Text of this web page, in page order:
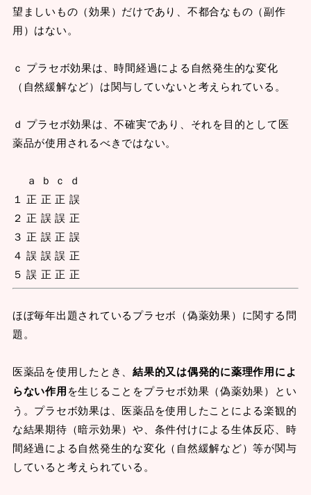
望ましいもの（効果）だけであり、不都合なもの（副作
用）はない。
ｃ プラセボ効果は、時間経過による自然発生的な変化
（自然緩解など）は関与していないと考えられている。
ｄ プラセボ効果は、不確実であり、それを目的として医
薬品が使用されるべきではない。
ａ ｂ ｃ ｄ
１ 正 正 正 誤
２ 正 誤 誤 正
３ 正 誤 正 誤
４ 誤 誤 誤 正
５ 誤 正 正 正
ほぼ毎年出題されているプラセボ（偽薬効果）に関する問
題。
医薬品を使用したとき、結果的又は偶発的に薬理作用によ
らない作用を生じることをプラセボ効果（偽薬効果）とい
う。プラセボ効果は、医薬品を使用したことによる楽観的
な結果期待（暗示効果）や、条件付けによる生体反応、時
間経過による自然発生的な変化（自然緩解など）等が関与
していると考えられている。